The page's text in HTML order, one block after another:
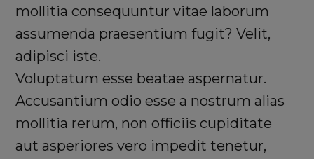
mollitia consequuntur vitae laborum
assumenda praesentium fugit? Velit,
adipisci iste.
Voluptatum esse beatae aspernatur.
Accusantium odio esse a nostrum alias
mollitia rerum, non officiis cupiditate
aut asperiores vero impedit tenetur,